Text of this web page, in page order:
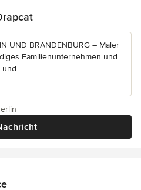
UND BRANDENBURG – Maler
Familienunternehmen und